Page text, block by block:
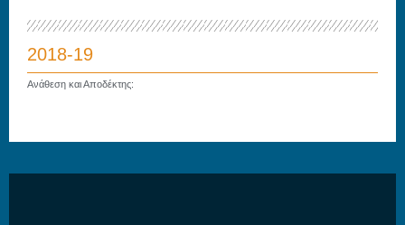
2018-19
Ανάθεση και Αποδέκτης: